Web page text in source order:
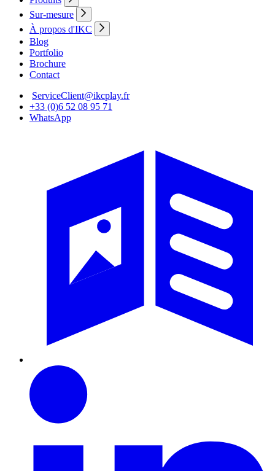
Sur-mesure
À propos d'IKC
Blog
Portfolio
Brochure
Contact
ServiceClient@ikcplay.fr
+33 (0)6 52 08 95 71
WhatsApp